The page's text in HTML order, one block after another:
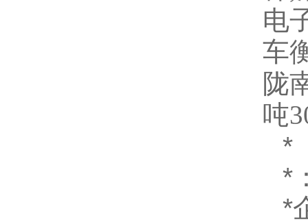
电
车
陇
吨
*
*
*